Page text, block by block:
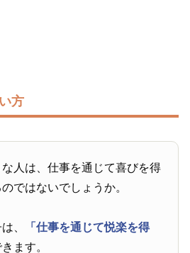
方
人は、仕事を通じて喜びを得
ではないでしょうか。
、
「仕事を通じて悦楽を得
ます。